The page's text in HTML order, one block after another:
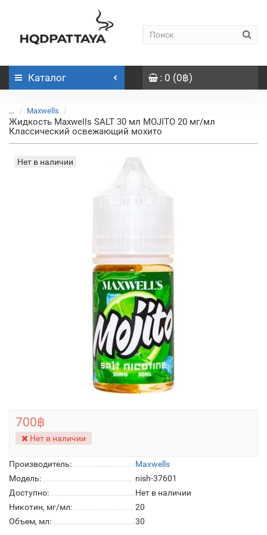
Каталог : 0 (0฿)
... Maxwells
Жидкость Maxwells SALT 30 мл MOJITO 20 мг/мл
Классический освежающий мохито
Нет в наличии
Производитель:
Maxwells
Модель:
nish-37601
Доступно:
Нет в наличии
Никотин, мг/мл:
20
Объем, мл:
30
700฿
Нет в наличии